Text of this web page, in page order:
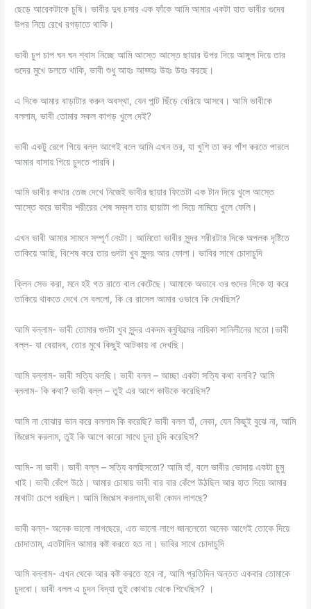
ছেড়ে আরেকটাকে চুষি। ভাবীর দুধ চসার এক ফাঁকে আমি আমার একটা হাত ভাবীর গুদের
উপর নিয়ে রেখে রগড়াতে থাকি।
ভাবী চুপ চাপ ঘন ঘন শ্বাস নিচ্ছে আমি আস্তে আস্তে ছায়ার উপর দিয়ে আঙ্গুল দিয়ে তার
গুদের মুখে ডলতে থাকি, ভাবী শুধু আহঃ আহ্হ্হঃ উহঃ উহঃ করছে।
এ দিকে আমার বাড়াটার করুন অবস্থা, যেন পান্ট ছিঁড়ে বেরিয়ে আসবে। আমি ভাবীকে
বললাম, ভাবী তোমার সকল কাপড় খুলে দেই?
ভাবী একটু রেগে গিয়ে বল্ল আগেই বলে আমি এখন তর, যা খুশি তা কর পাঁশ করতে পারলে
আমার বাসায় গিয়ে চুদতে পারবি।
আমি ভাবীর কথার তেজ দেখে নিজেই ভাবীর ছায়ার ফিতেটা এক টান দিয়ে খুলে আস্তে
আস্তে করে ভাবীর শরীরের শেষ সম্বল তার ছায়াটা পা দিয়ে নামিয়ে খুলে ফেলি।
এখন ভাবী আমার সামনে সম্পূর্ণ নেংটা। আমিতো ভাবীর সুন্দর শরীরটার দিকে অপলক দৃষ্টিতে
তাকিয়ে আছি, বিশেষ করে তার গুদটা খুব সুন্দর আর ফোলা। ভাবির সাথে চোদাচুদি
ক্লিন সেভ করা, মনে হই গত রাতে বাল কেটেছে। আমাকে অভাবে ওর গুদের দিকে হা করে
তাকিয়ে থাকতে দেখে সে বললো, কি রে রাসেল আমার ওভাবে কি দেখছিস?
আমি বল্লাম- ভাবী তোমার গুদটা খুব সুন্দর একদম ব্লুফিল্মের নায়িকা সানিলীনের মতো।ভাবী
বল্ল- যা বেয়াদব, তোর মুখে কিছুই আটকায় না দেখছি।
আমি বল্লাম- ভাবী সত্যি বলছি। ভাবী বলল – আচ্ছা একটা সত্যি কথা বলবি? আমি
ব্ললাম- কি কথা? ভাবী বল্ল – তুই এর আগে কাউকে করেছিস?
আমি না বোঝার ভান করে বললাম কি করেছি? ভাবী বলল হাঁ, নেকা, যেন কিছুই বুঝে না, আমি
জিগ্গেস করলাম, তুই কি আগে কারো সাথে চুদা চুদি করেছিস?
আমি- না ভাবী। ভাবী বল্ল – সত্যি বলছিসতো? আমি হাঁ, বলে ভাবীর ভোদায় একটা চুমু
খাই। ভাবী কেঁপে উঠে। আমার চোষায় ভাবী বার বার কেঁপে উঠছিল আর হাত দিয়ে আমার
মাথাটা চেপে ধরছিল। আমি জিগ্গেস করলাম,ভাবী কেমন লাগছে?
ভাবী বল্ল- অনেক ভালো লাগছেরে, এত ভালো লাগে জানলেতো অনেক আগেই তোকে দিয়ে
চোদাতাম, এতটাদিন আমার কষ্ট করতে হত না। ভাবির সাথে চোদাচুদি
আমি বল্লাম- এখন থেকে আর কষ্ট করতে হবে না, আমি প্রতিদিন অন্তত একবার তোমাকে
চুদবো। ভাবী বলল এ চুদন বিদ্যা তুই কোথায় থেকে শিখেছিস? ।